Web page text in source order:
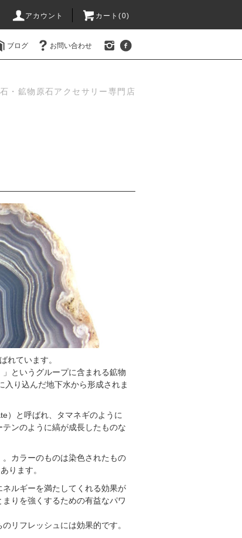
アカウント カート(0)
ブログ お問い合わせ
・鉱物原石アクセサリー専門店
れています。
というグループに含まれる鉱物
り込んだ地下水から形成されま
）と呼ばれ、タマネギのように
ンのように縞が成長したものな
カラーのものは染色されたもの
ります。
ルギーを満たしてくれる効果が
りを強くするための有益なパワ
リフレッシュには効果的です。